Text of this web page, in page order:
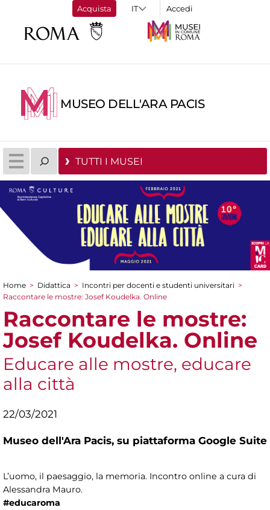
Acquista Accedi
MUSEO DELL'ARA PACIS
TUTTI I MUSEI
Tu sei qui
Home > Didattica > Incontri per docenti e studenti universitari >
Raccontare le mostre: Josef Koudelka. Online
Raccontare le mostre:
Josef Koudelka. Online
Educare alle mostre, educare
alla città
22/03/2021
Museo dell'Ara Pacis, su piattaforma Google Suite
L’uomo, il paesaggio, la memoria. Incontro online a cura di
Alessandra Mauro.
#educaroma